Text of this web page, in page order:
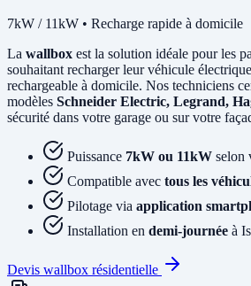
7kW / 11kW • Recharge rapide à domicile
La wallbox est la solution idéale pour les
souhaitant recharger leur véhicule
rechargeable à domicile. Nos techniciens
modèles Schneider Electric, Legrand,
sécurité dans votre garage ou sur votre
Puissance 7kW ou 11kW selon
Compatible avec tous les
Pilotage via application
Installation en demi-journée à
Devis wallbox résidentielle